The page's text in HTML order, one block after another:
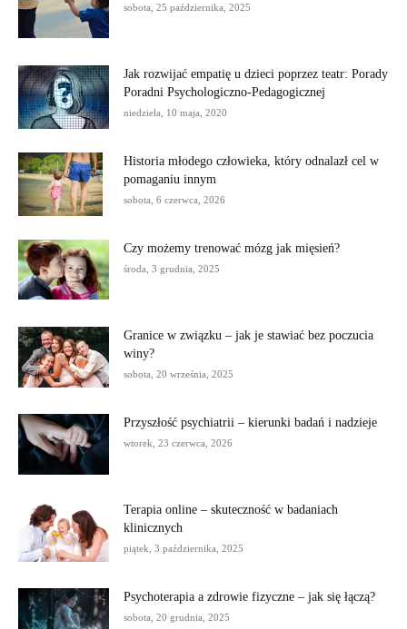
sobota, 25 października, 2025
Jak rozwijać empatię u dzieci poprzez teatr: Porady
Poradni Psychologiczno-Pedagogicznej
niedziela, 10 maja, 2020
Historia młodego człowieka, który odnalazł cel w
pomaganiu innym
sobota, 6 czerwca, 2026
Czy możemy trenować mózg jak mięsień?
środa, 3 grudnia, 2025
Granice w związku – jak je stawiać bez poczucia
winy?
sobota, 20 września, 2025
Przyszłość psychiatrii – kierunki badań i nadzieje
wtorek, 23 czerwca, 2026
Terapia online – skuteczność w badaniach
klinicznych
piątek, 3 października, 2025
Psychoterapia a zdrowie fizyczne – jak się łączą?
sobota, 20 grudnia, 2025